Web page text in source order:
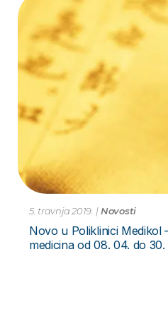
5. travnja 2019. | Novosti
Novo u Poliklinici Medikol
medicina od 08. 04. do 30.